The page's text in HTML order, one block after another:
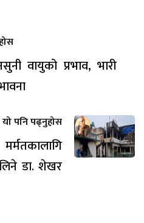
वायुको प्रभाव, भारी
यो पनि पढ्नुहोस
डा. शेखर